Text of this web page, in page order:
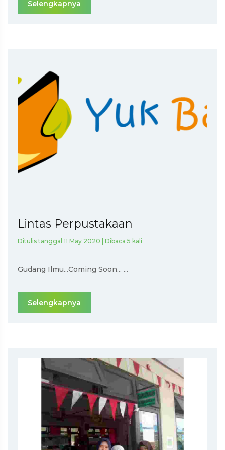
Selengkapnya
Lintas Perpustakaan
Ditulis tanggal 11 May 2020 | Dibaca 5 kali
Gudang Ilmu...Coming Soon... ...
Selengkapnya